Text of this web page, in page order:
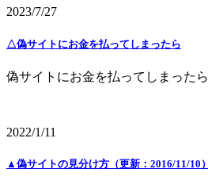
2023/7/27
△偽サイトにお金を払ってしまったら
偽サイトにお金を払ってしまったら
2022/1/11
▲偽サイトの見分け方（更新：2016/11/10）